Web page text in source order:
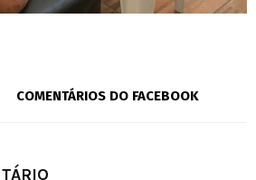
COMENTÁRIOS DO FACEBOOK